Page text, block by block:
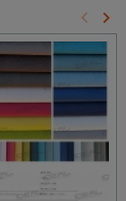
keyboard_arrow_left keyboard_arrow_right